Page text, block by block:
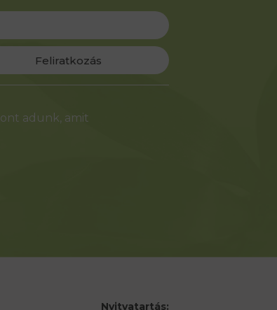
Feliratkozás
adunk, amit
Nyitvatartás: